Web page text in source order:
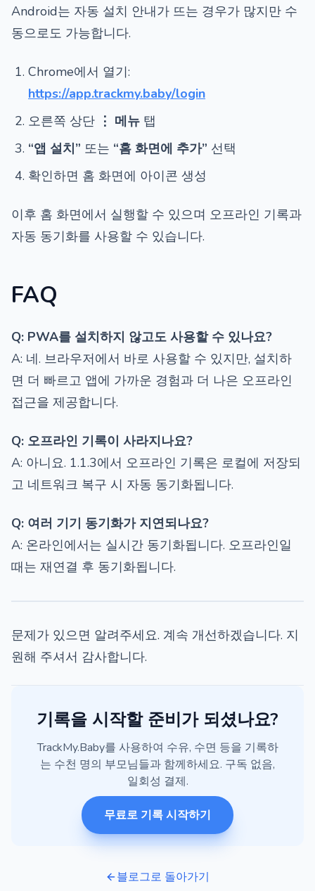
Android는 자동 설치 안내가 뜨는 경우가 많지만 수
동으로도 가능합니다.
Chrome에서 열기:
https://app.trackmy.baby/login
오른쪽 상단 ⋮ 메뉴 탭
“앱 설치” 또는 “홈 화면에 추가” 선택
확인하면 홈 화면에 아이콘 생성
이후 홈 화면에서 실행할 수 있으며 오프라인 기록과
자동 동기화를 사용할 수 있습니다.
FAQ
Q: PWA를 설치하지 않고도 사용할 수 있나요?
A: 네. 브라우저에서 바로 사용할 수 있지만, 설치하
면 더 빠르고 앱에 가까운 경험과 더 나은 오프라인
접근을 제공합니다.
Q: 오프라인 기록이 사라지나요?
A: 아니요. 1.1.3에서 오프라인 기록은 로컬에 저장되
고 네트워크 복구 시 자동 동기화됩니다.
Q: 여러 기기 동기화가 지연되나요?
A: 온라인에서는 실시간 동기화됩니다. 오프라인일
때는 재연결 후 동기화됩니다.
문제가 있으면 알려주세요. 계속 개선하겠습니다. 지
원해 주셔서 감사합니다.
기록을 시작할 준비가 되셨나요?
TrackMy.Baby를 사용하여 수유, 수면 등을 기록하
는 수천 명의 부모님들과 함께하세요. 구독 없음,
일회성 결제.
무료로 기록 시작하기
블로그로 돌아가기